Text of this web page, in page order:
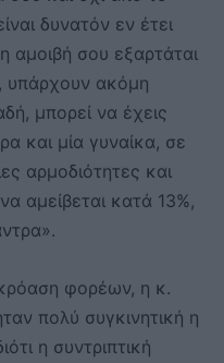
δυνατόν εν έτει
αμοιβή σου εξαρτάται
ακόμη
μπορεί να έχεις
και μία γυναίκα, σε
αρμοδιότητες και
αμείβεται κατά 13%,
φορέων, η κ.
πολύ συγκινητική η
η συντριπτική